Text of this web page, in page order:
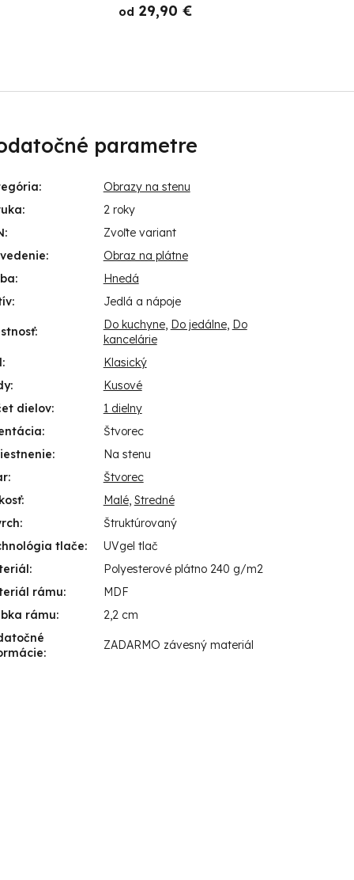
od 29,90 €
parametre
:
Obrazy na stenu
:
2 roky
:
Zvoľte variant
:
Obraz na plátne
:
Hnedá
: Jedlá a nápoje
: Do kuchyne, Do jedálne, Do
kancelárie
:
Klasický
:
Kusové
dielov:
1 dielny
:
Štvorec
:
Na stenu
:
Štvorec
: Malé, Stredné
:
Štruktúrovaný
tlače:
UVgel tlač
:
Polyesterové plátno 240 g/m2
rámu:
MDF
rámu:
2,2 cm
:
ZADARMO závesný materiál